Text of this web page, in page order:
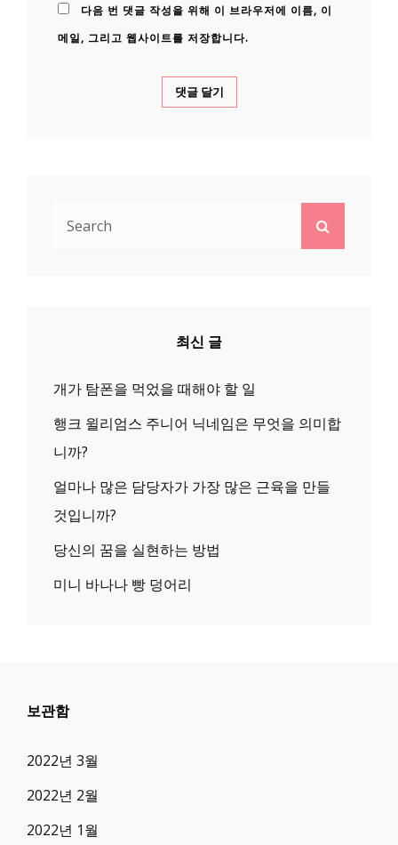
다음 번 댓글 작성을 위해 이 브라우저에 이름, 이
메일, 그리고 웹사이트를 저장합니다.
최신 글
개가 탐폰을 먹었을 때해야 할 일
행크 윌리엄스 주니어 닉네임은 무엇을 의미합
니까?
얼마나 많은 담당자가 가장 많은 근육을 만들
것입니까?
당신의 꿈을 실현하는 방법
미니 바나나 빵 덩어리
보관함
2022년 3월
2022년 2월
2022년 1월